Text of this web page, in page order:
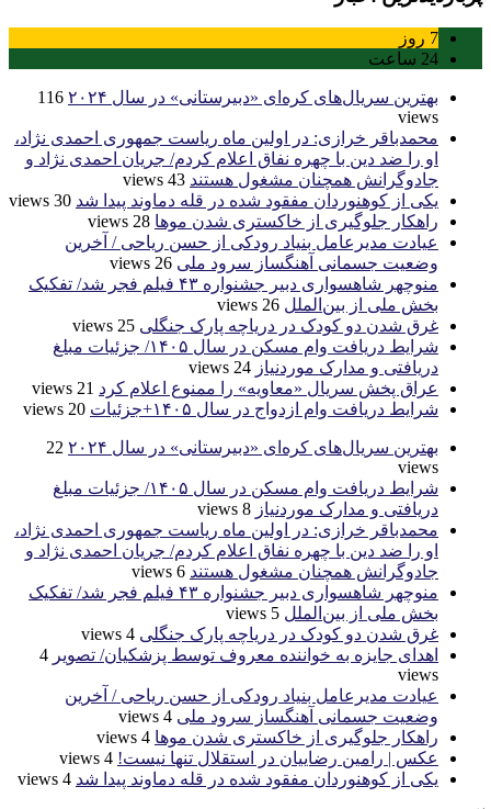
7 روز
24 ساعت
بهترین سریال‌های کره‌ای «دبیرستانی» در سال ۲۰۲۴
116
views
محمدباقر خرازی: در اولین ماه ریاست جمهوری احمدی نژاد،
او را ضد دین با چهره نفاق اعلام کردم/ جریان احمدی نژاد و
جادوگرانش همچنان مشغول هستند 43 views
یکی از کوهنوردان مفقود شده در قله دماوند پیدا شد 30 views
راهکار جلوگیری از خاکستری شدن موها 28 views
عیادت مدیرعامل بنیاد رودکی از حسن ریاحی / آخرین
وضعیت جسمانی آهنگساز سرود ملی 26 views
منوچهر شاهسواری دبیر جشنواره ۴۳ فیلم فجر شد/ تفکیک
بخش ملی از بین‌الملل 26 views
غرق شدن دو کودک در دریاچه پارک جنگلی 25 views
شرایط دریافت وام مسکن در سال ۱۴۰۵/ جزئیات مبلغ
دریافتی و مدارک موردنیاز 24 views
عراق پخش سریال «معاویه» را ممنوع اعلام کرد 21 views
شرایط دریافت وام ازدواج در سال ۱۴۰۵+جزئیات
20 views
بهترین سریال‌های کره‌ای «دبیرستانی» در سال ۲۰۲۴
22
views
شرایط دریافت وام مسکن در سال ۱۴۰۵/ جزئیات مبلغ
دریافتی و مدارک موردنیاز 8 views
محمدباقر خرازی: در اولین ماه ریاست جمهوری احمدی نژاد،
او را ضد دین با چهره نفاق اعلام کردم/ جریان احمدی نژاد و
جادوگرانش همچنان مشغول هستند 6 views
منوچهر شاهسواری دبیر جشنواره ۴۳ فیلم فجر شد/ تفکیک
بخش ملی از بین‌الملل 5 views
غرق شدن دو کودک در دریاچه پارک جنگلی 4 views
اهدای جایزه به خواننده معروف توسط پزشکیان/ تصویر 4
views
عیادت مدیرعامل بنیاد رودکی از حسن ریاحی / آخرین
وضعیت جسمانی آهنگساز سرود ملی 4 views
راهکار جلوگیری از خاکستری شدن موها 4 views
عکس | رامین رضاییان در استقلال تنها نیست! 4 views
یکی از کوهنوردان مفقود شده در قله دماوند پیدا شد 4 views